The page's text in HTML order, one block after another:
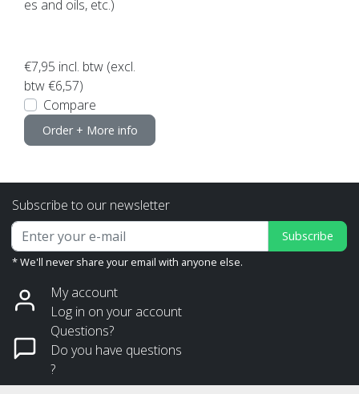
es and oils, etc.)
€7,95 incl. btw (excl.
btw €6,57)
Compare
Order + More info
Subscribe to our newsletter
Subscribe
* We'll never share your email with anyone else.
My account
Log in on your account
Questions?
Do you have questions
?